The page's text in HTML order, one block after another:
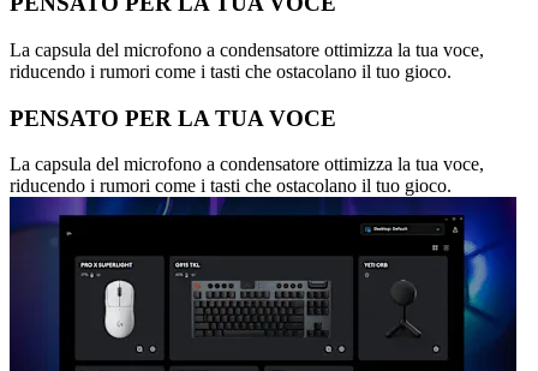
La capsula del microfono a condensatore ottimizza la tua voce,
riducendo i rumori come i tasti che ostacolano il tuo gioco.
PENSATO PER LA TUA VOCE
La capsula del microfono a condensatore ottimizza la tua voce,
riducendo i rumori come i tasti che ostacolano il tuo gioco.